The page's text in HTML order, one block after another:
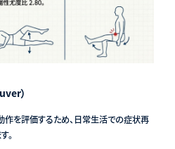
）
作を評価するため、日常生活での症状再
。